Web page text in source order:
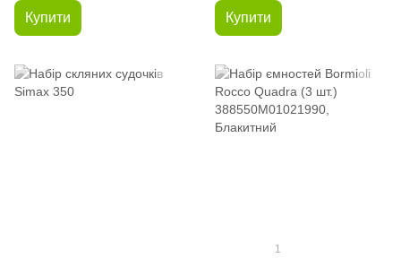
Купити Купити
1